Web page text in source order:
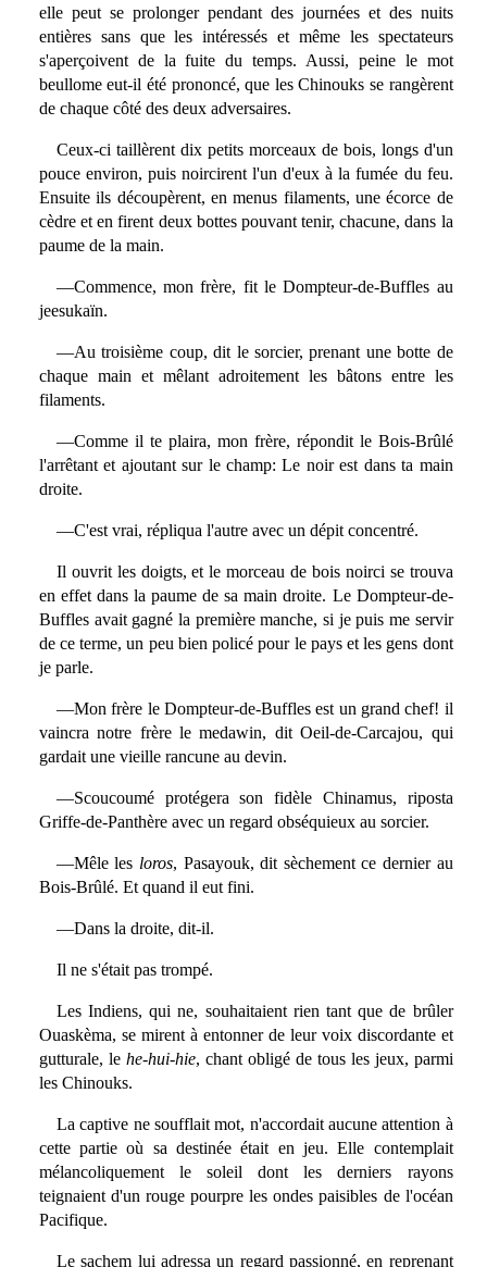
elle peut se prolonger pendant des journées et des nuits
entières sans que les intéressés et même les spectateurs
s'aperçoivent de la fuite du temps. Aussi, peine le mot
beullome eut-il été prononcé, que les Chinouks se rangèrent
de chaque côté des deux adversaires.
Ceux-ci taillèrent dix petits morceaux de bois, longs d'un
pouce environ, puis noircirent l'un d'eux à la fumée du feu.
Ensuite ils découpèrent, en menus filaments, une écorce de
cèdre et en firent deux bottes pouvant tenir, chacune, dans la
paume de la main.
—Commence, mon frère, fit le Dompteur-de-Buffles au
jeesukaïn.
—Au troisième coup, dit le sorcier, prenant une botte de
chaque main et mêlant adroitement les bâtons entre les
filaments.
—Comme il te plaira, mon frère, répondit le Bois-Brûlé
l'arrêtant et ajoutant sur le champ: Le noir est dans ta main
droite.
—C'est vrai, répliqua l'autre avec un dépit concentré.
Il ouvrit les doigts, et le morceau de bois noirci se trouva
en effet dans la paume de sa main droite. Le Dompteur-de-
Buffles avait gagné la première manche, si je puis me servir
de ce terme, un peu bien policé pour le pays et les gens dont
je parle.
—Mon frère le Dompteur-de-Buffles est un grand chef! il
vaincra notre frère le medawin, dit Oeil-de-Carcajou, qui
gardait une vieille rancune au devin.
—Scoucoumé protégera son fidèle Chinamus, riposta
Griffe-de-Panthère avec un regard obséquieux au sorcier.
—Mêle les loros, Pasayouk, dit sèchement ce dernier au
Bois-Brûlé. Et quand il eut fini.
—Dans la droite, dit-il.
Il ne s'était pas trompé.
Les Indiens, qui ne, souhaitaient rien tant que de brûler
Ouaskèma, se mirent à entonner de leur voix discordante et
gutturale, le he-hui-hie, chant obligé de tous les jeux, parmi
les Chinouks.
La captive ne soufflait mot, n'accordait aucune attention à
cette partie où sa destinée était en jeu. Elle contemplait
mélancoliquement le soleil dont les derniers rayons
teignaient d'un rouge pourpre les ondes paisibles de l'océan
Pacifique.
Le sachem lui adressa un regard passionné, en reprenant